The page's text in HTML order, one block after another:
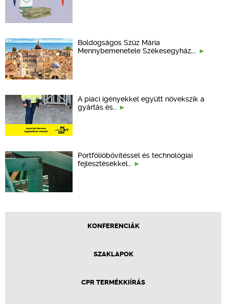
Boldogságos Szűz Mária
Mennybemenetele Székesegyház,…
A piaci igényekkel együtt növekszik a
gyártás és…
Portfólióbővítéssel és technológiai
fejlesztésekkel…
KONFERENCIÁK
SZAKLAPOK
CPR TERMÉKKIÍRÁS